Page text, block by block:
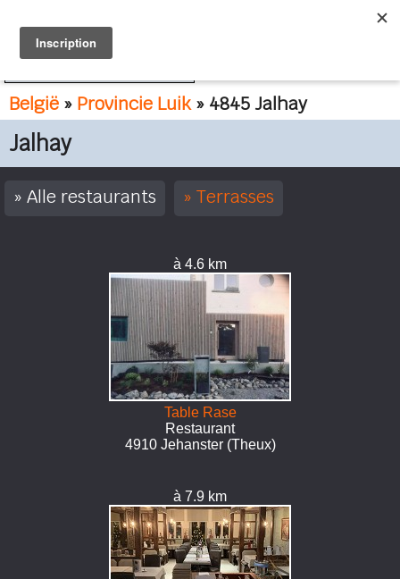
België » Provincie Luik» 4845 Jalhay
Jalhay
Alle restaurants Terrasses
à 4.6 km
Table Rase
Restaurant
4910 Jehanster (Theux)
à 7.9 km